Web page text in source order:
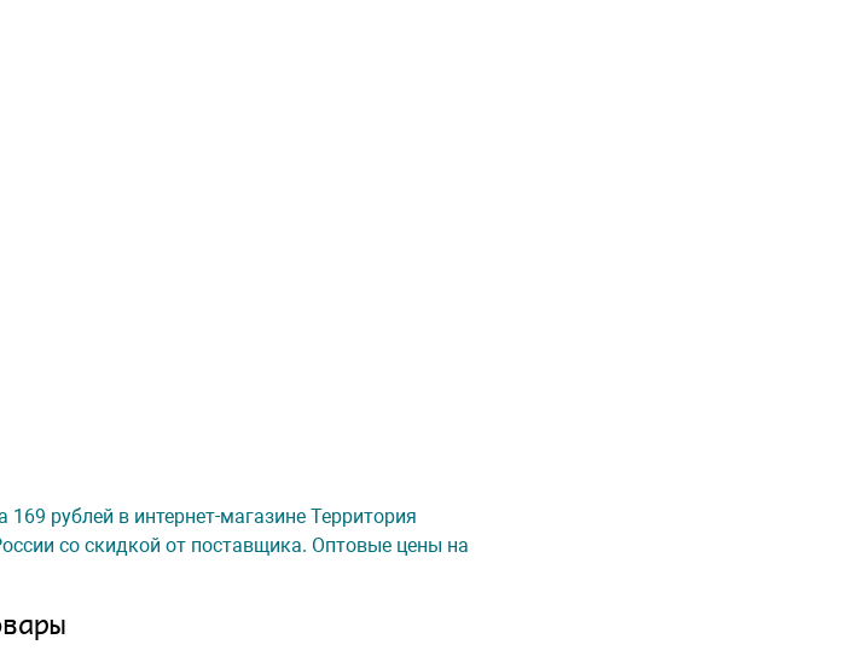
рублей в интернет-магазине Территория
со скидкой от поставщика. Оптовые цены на